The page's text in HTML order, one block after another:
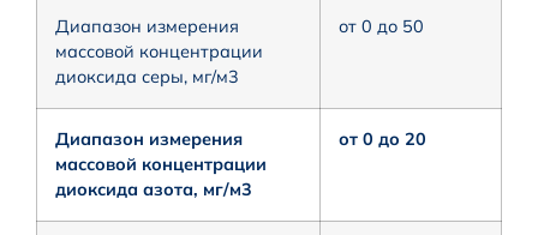
Диапазон измерения
массовой концентрации
диоксида серы, мг/м3
от 0 до 50
Диапазон измерения
массовой концентрации
диоксида азота, мг/м3
от 0 до 20